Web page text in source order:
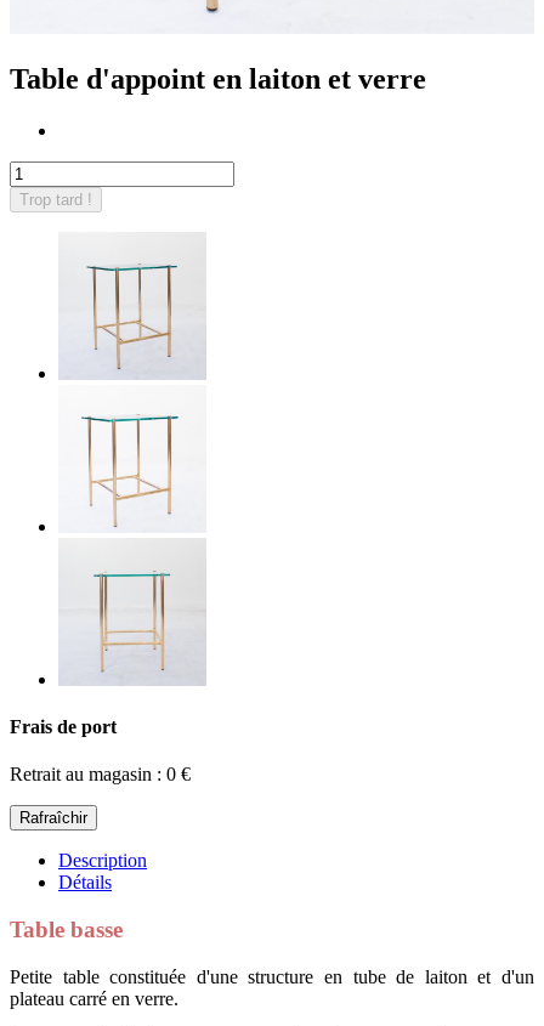
Table d'appoint en laiton et verre
Trop tard !
Frais de port
Retrait au magasin : 0 €
Description
Détails
Table basse
Petite table constituée d'une structure en tube de laiton et d'un
plateau carré en verre.